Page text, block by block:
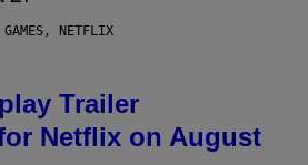
GAMES, NETFLIX
Trailer
Netflix on August